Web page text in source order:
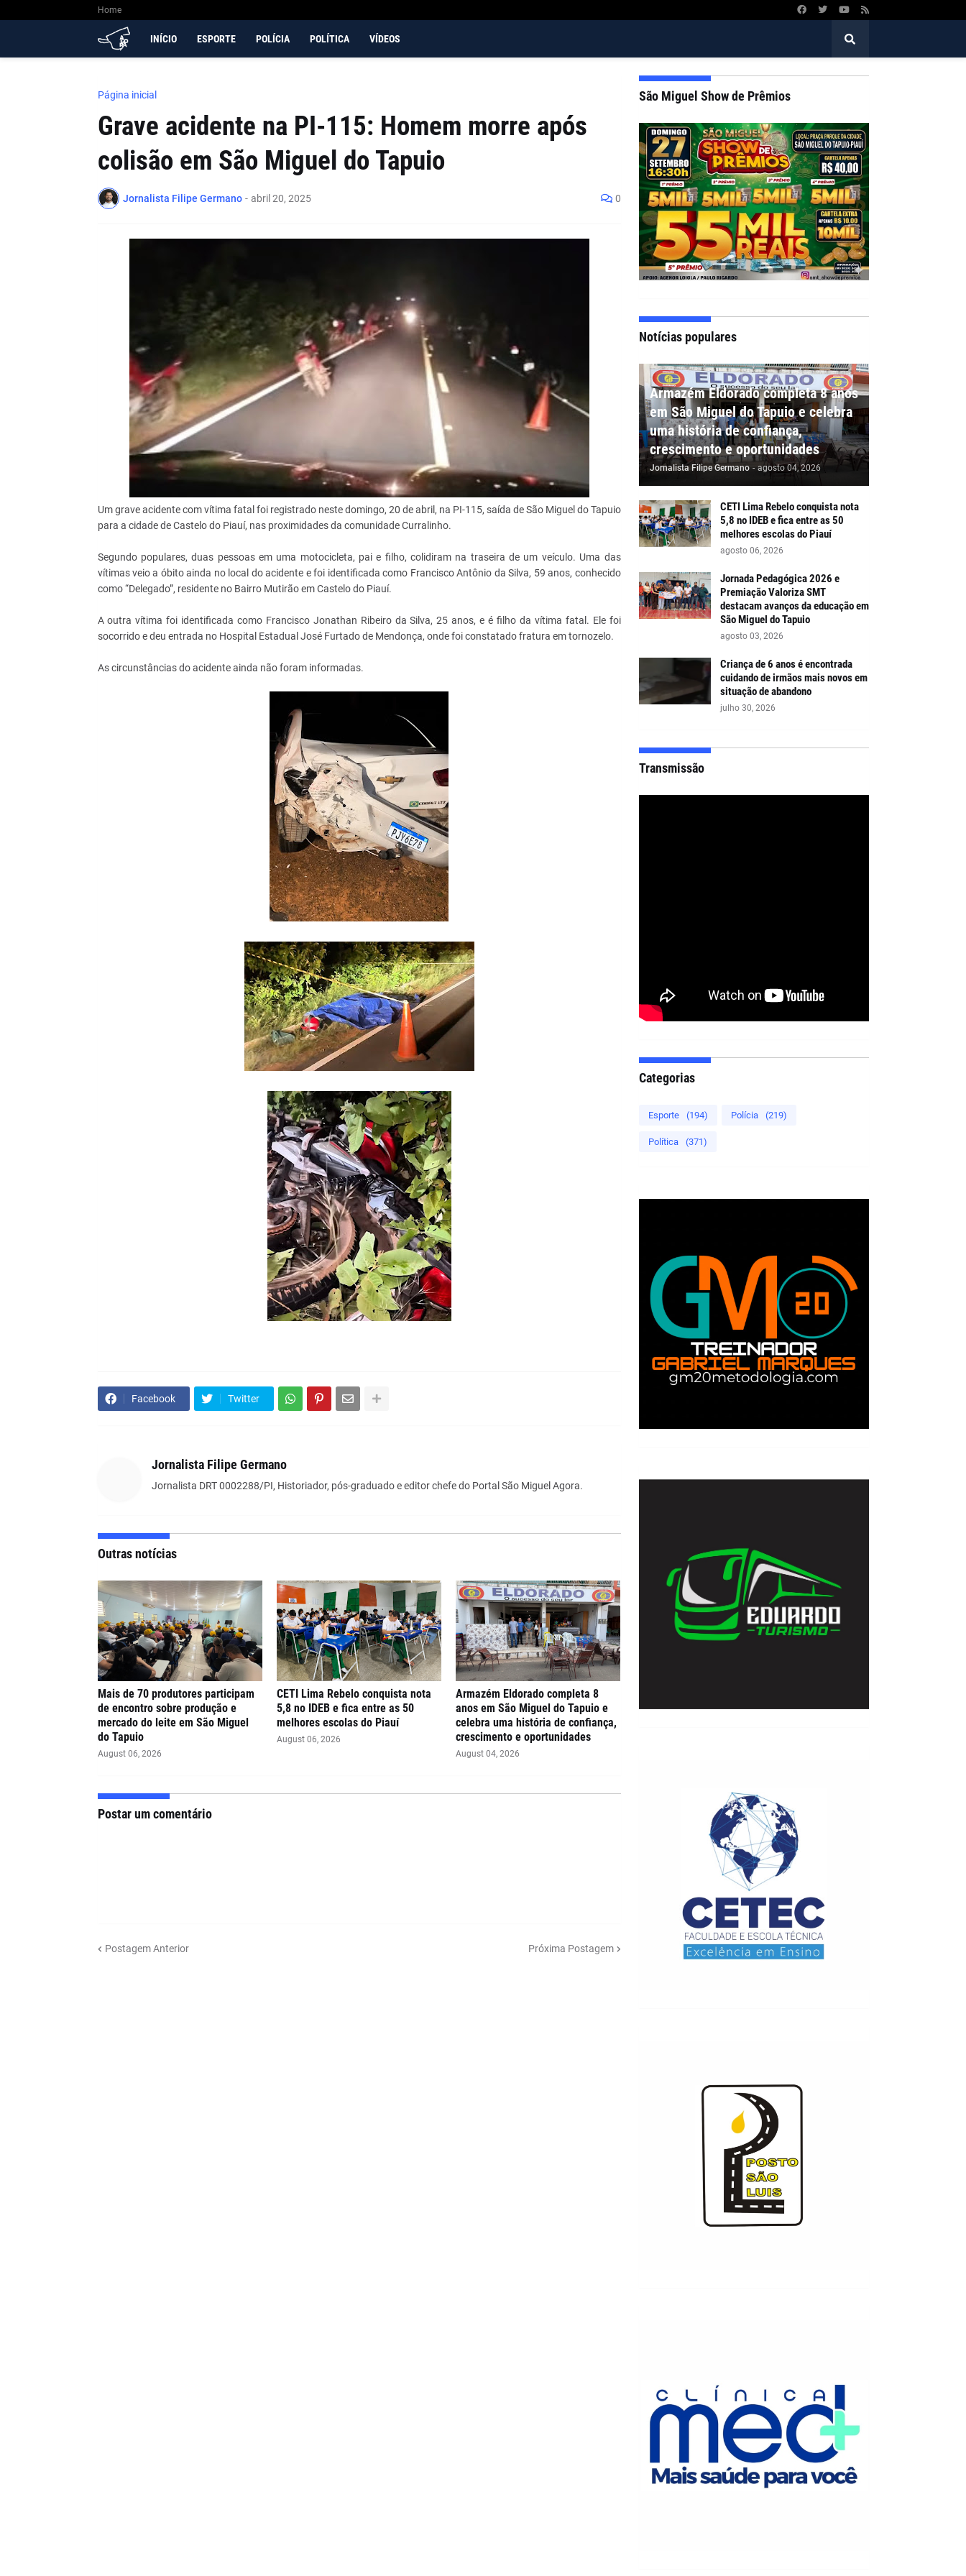
Home
INÍCIO ESPORTE POLÍCIA POLÍTICA VÍDEOS
Página inicial
Grave acidente na PI-115: Homem morre após
colisão em São Miguel do Tapuio
Jornalista Filipe Germano - abril 20, 2025 0
Um grave acidente com vítima fatal foi registrado neste domingo, 20 de abril, na PI-115, saída de São Miguel do Tapuio
para a cidade de Castelo do Piauí, nas proximidades da comunidade Curralinho.
Segundo populares, duas pessoas em uma motocicleta, pai e filho, colidiram na traseira de um veículo. Uma das
vítimas veio a óbito ainda no local do acidente e foi identificada como Francisco Antônio da Silva, 59 anos, conhecido
como “Delegado”, residente no Bairro Mutirão em Castelo do Piauí.
A outra vítima foi identificada como Francisco Jonathan Ribeiro da Silva, 25 anos, e é filho da vítima fatal. Ele foi
socorrido e deu entrada no Hospital Estadual José Furtado de Mendonça, onde foi constatado fratura em tornozelo.
As circunstâncias do acidente ainda não foram informadas.
Facebook Twitter
Jornalista Filipe Germano
Jornalista DRT 0002288/PI, Historiador, pós-graduado e editor chefe do Portal São Miguel Agora.
Outras notícias
Mais de 70 produtores participam
de encontro sobre produção e
mercado do leite em São Miguel
do Tapuio
August 06, 2026
CETI Lima Rebelo conquista nota
5,8 no IDEB e fica entre as 50
melhores escolas do Piauí
August 06, 2026
Armazém Eldorado completa 8
anos em São Miguel do Tapuio e
celebra uma história de confiança,
crescimento e oportunidades
August 04, 2026
Postar um comentário
Postagem Anterior Próxima Postagem
São Miguel Show de Prêmios
Notícias populares
Armazém Eldorado completa 8 anos
em São Miguel do Tapuio e celebra
uma história de confiança,
crescimento e oportunidades
Jornalista Filipe Germano - agosto 04, 2026
CETI Lima Rebelo conquista nota
5,8 no IDEB e fica entre as 50
melhores escolas do Piauí
agosto 06, 2026
Jornada Pedagógica 2026 e
Premiação Valoriza SMT
destacam avanços da educação em
São Miguel do Tapuio
agosto 03, 2026
Criança de 6 anos é encontrada
cuidando de irmãos mais novos em
situação de abandono
julho 30, 2026
Transmissão
Categorias
Esporte (194) Polícia (219)
Política (371)